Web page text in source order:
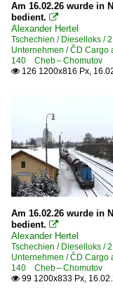
Am 16.02.26 wurde in
bedient. 
Alexander Hertel
Tschechien / Dieselloks /
Unternehmen / ČD Cargo
140 Cheb – Chomutov
 126 1200x816 Px,
Am 16.02.26 wurde in
bedient. 
Alexander Hertel
Tschechien / Dieselloks /
Unternehmen / ČD Cargo
140 Cheb – Chomutov
 99 1200x833 Px,